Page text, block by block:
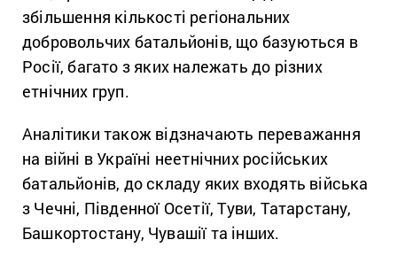
збільшення кількості регіональних
добровольчих батальйонів, що базуються в
Росії, багато з яких належать до різних
етнічних груп.
Аналітики також відзначають переважання
на війні в Україні неетнічних російських
батальйонів, до складу яких входять війська
з Чечні, Південної Осетії, Туви, Татарстану,
Башкортостану, Чувашії та інших.